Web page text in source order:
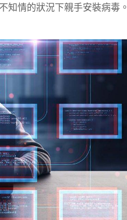
知情的狀況下親手安裝病毒。